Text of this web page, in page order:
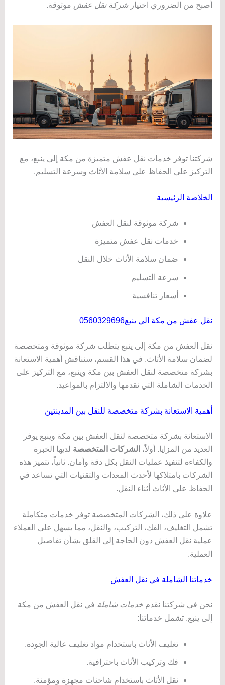
أصبح من الضروري اختيارشركة نقل عفش موثوقة.
شركتنا توفر خدمات نقل عفش متميزة من مكة إلى ينبع، مع
التركيز على الحفاظ على سلامة الأثاث وسرعة التسليم.
الخلاصة الرئيسية
شركة موثوقة لنقل العفش
خدمات نقل عفش متميزة
ضمان سلامة الأثاث خلال النقل
سرعة التسليم
أسعار تنافسية
نقل عفش من مكة الي ينبع0560329696
نقل العفش من مكة إلى ينبع يتطلب شركة موثوقة ومتخصصة
لضمان سلامة الأثاث. في هذا القسم، سنناقش أهمية الاستعانة
بشركة متخصصة لنقل العفش بين مكة وينبع، مع التركيز على
الخدمات الشاملة التي نقدمها والالتزام بالمواعيد.
أهمية الاستعانة بشركة متخصصة للنقل بين المدينتين
الاستعانة بشركة متخصصة لنقل العفش بين مكة وينبع يوفر
العديد من المزايا. أولاً،
الشركات المتخصصة لديها الخبرة
والكفاءة لتنفيذ عمليات النقل بكل دقة وأمان. ثانياً، تتميز هذه
الشركات بامتلاكها لأحدث المعدات والتقنيات التي تساعد في
الحفاظ على الأثاث أثناء النقل.
علاوة على ذلك، الشركات المتخصصة توفر خدمات متكاملة
تشمل التغليف، الفك، التركيب، والنقل، مما يسهل على العملاء
عملية نقل العفش دون الحاجة إلى القلق بشأن تفاصيل
العملية.
خدماتنا الشاملة في نقل العفش
نحن في شركتنا نقدم خدمات شاملة في نقل العفش من مكة
إلى ينبع. تشمل خدماتنا:
تغليف الأثاث باستخدام مواد تغليف عالية الجودة.
فك وتركيب الأثاث باحترافية.
نقل الأثاث باستخدام شاحنات مجهزة ومؤمنة.